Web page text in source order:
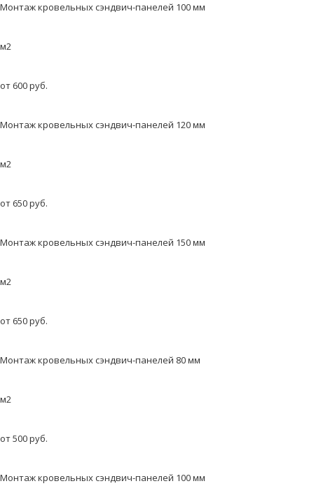
Монтаж кровельных сэндвич-панелей 100 мм
м2
от 600 руб.
Монтаж кровельных сэндвич-панелей 120 мм
м2
от 650 руб.
Монтаж кровельных сэндвич-панелей 150 мм
м2
от 650 руб.
Монтаж кровельных сэндвич-панелей 80 мм
м2
от 500 руб.
Монтаж кровельных сэндвич-панелей 100 мм